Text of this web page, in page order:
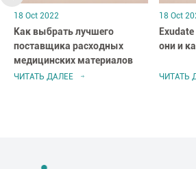
18 Oct 2022
Как выбрать лучшего
поставщика расходных
медицинских материалов
ЧИТАТЬ ДАЛЕЕ
18 Oct
они и
ЧИТАТЬ